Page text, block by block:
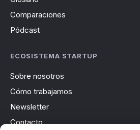
Comparaciones
Pódcast
ECOSISTEMA STARTUP
Sobre nosotros
Cómo trabajamos
Newsletter
Contacto